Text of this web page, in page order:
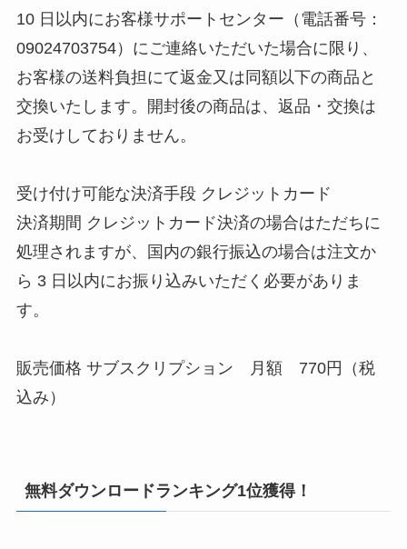
10 日以内にお客様サポートセンター（電話番号：
09024703754）にご連絡いただいた場合に限り、
お客様の送料負担にて返金又は同額以下の商品と
交換いたします。開封後の商品は、返品・交換は
お受けしておりません。
受け付け可能な決済手段 クレジットカード
決済期間 クレジットカード決済の場合はただちに
処理されますが、国内の銀行振込の場合は注文か
ら 3 日以内にお振り込みいただく必要がありま
す。
販売価格 サブスクリプション 月額 770円（税
込み）
無料ダウンロードランキング1位獲得！